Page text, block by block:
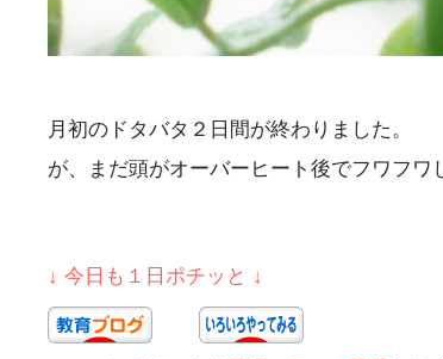
月初のドタバタ２日間が終わりました。
が、まだ頭がオーバーヒート後でフワフワ
↓ 今日も１日ポチッと ↓